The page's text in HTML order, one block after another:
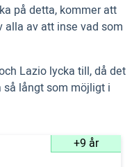
på detta, kommer att
alla av att inse vad som
Lazio lycka till, då det
långt som möjligt i
+9 år